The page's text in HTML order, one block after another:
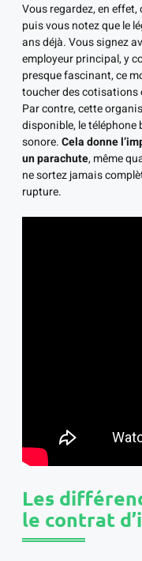
Vous regardez, en
puis vous notez que le
ans déjà. Vous signez
employeur principal, y
presque fascinant, ce
toucher des cotisations
Par contre, cette
disponible, le téléphone
sonore.Cela donne
un parachute, même
ne sortez jamais
rupture.
Les
le contrat